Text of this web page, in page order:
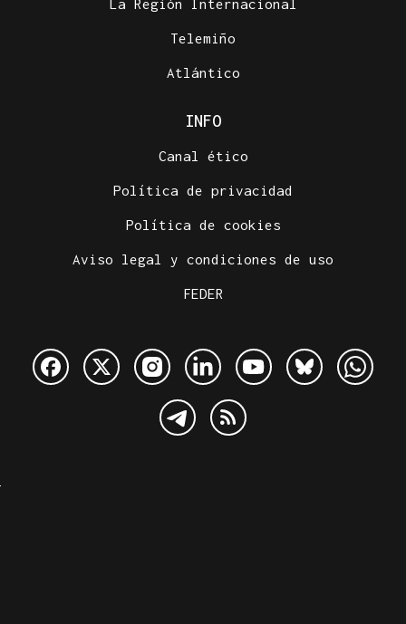
La Región Internacional
Telemiño
Atlántico
INFO
Canal ético
Política de privacidad
Política de cookies
Aviso legal y condiciones de uso
FEDER